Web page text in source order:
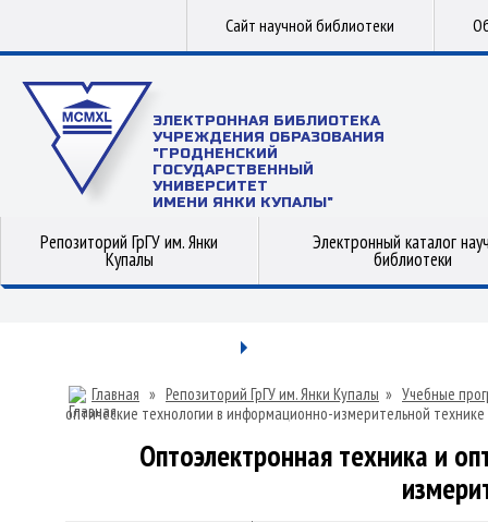
Сайт научной библиотеки
ЭЛЕКТРОННАЯ БИБЛИОТЕКА
УЧРЕЖДЕНИЯ ОБРАЗОВАНИЯ
"ГРОДНЕНСКИЙ
ГОСУДАРСТВЕННЫЙ
УНИВЕРСИТЕТ
ИМЕНИ ЯНКИ КУПАЛЫ"
Репозиторий ГрГУ им. Янки
Купалы
Электронный каталог
библиотеки
Главная » Репозиторий ГрГУ им. Янки Купалы » Учебные
оптические технологии в информационно-измерительной технике
Оптоэлектронная техника и